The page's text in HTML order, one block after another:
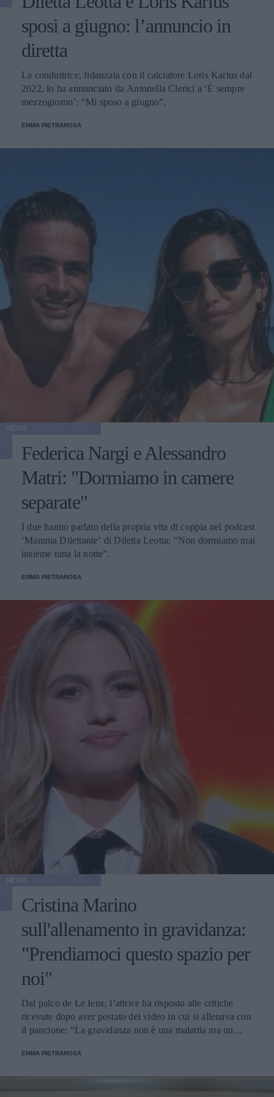
sposi a giugno: l’annuncio in
diretta
La conduttrice, fidanzata con il calciatore Loris Karius dal
2022, lo ha annunciato da Antonella Clerici a ‘È sempre
mezzogiorno’: “Mi sposo a giugno”.
EMMA PIETRAROSA
Federica Nargi e Alessandro
Matri: "Dormiamo in camere
separate"
I due hanno parlato della propria vita di coppia nel podcast
‘Mamma Dilettante’ di Diletta Leotta: “Non dormiamo mai
insieme tutta la notte”.
EMMA PIETRAROSA
Cristina Marino
sull'allenamento in gravidanza:
"Prendiamoci questo spazio per
noi"
Dal palco de Le Iene, l’attrice ha risposto alle critiche
ricevute dopo aver postato dei video in cui si allenava con
il pancione: “La gravidanza non è una malattia ma un
EMMA PIETRAROSA